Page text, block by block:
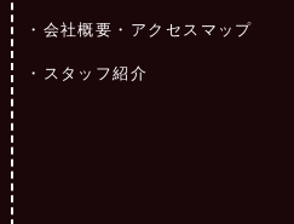
会社概要・アクセスマップ
スタッフ紹介